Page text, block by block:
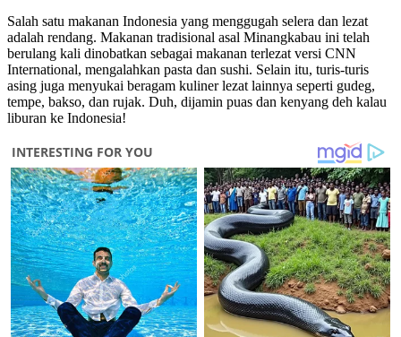
Salah satu makanan Indonesia yang menggugah selera dan lezat
adalah rendang. Makanan tradisional asal Minangkabau ini telah
berulang kali dinobatkan sebagai makanan terlezat versi CNN
International, mengalahkan pasta dan sushi. Selain itu, turis-turis
asing juga menyukai beragam kuliner lezat lainnya seperti gudeg,
tempe, bakso, dan rujak. Duh, dijamin puas dan kenyang deh kalau
liburan ke Indonesia!